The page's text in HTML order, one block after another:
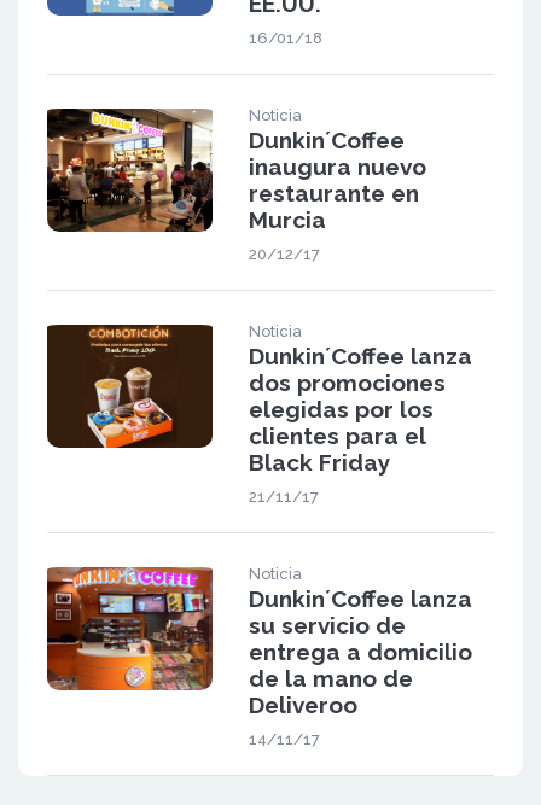
16/01/18
Noticia
Dunkin´Coffee
inaugura nuevo
restaurante en
Murcia
20/12/17
Noticia
Dunkin´Coffee lanza
dos promociones
elegidas por los
clientes para el
Black Friday
21/11/17
Noticia
Dunkin´Coffee lanza
su servicio de
entrega a domicilio
de la mano de
Deliveroo
14/11/17